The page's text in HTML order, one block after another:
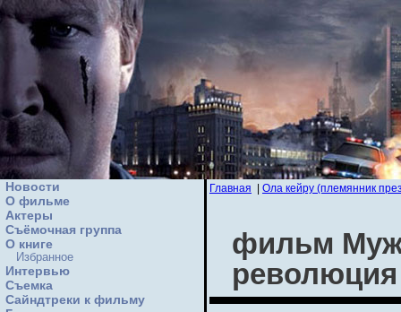
Новости
О фильме
Актеры
Съёмочная группа
О книге
Избранное
Интервью
Cъемка
Сайндтреки к фильму
Главная Ола кейру (племянник
фильм
революция